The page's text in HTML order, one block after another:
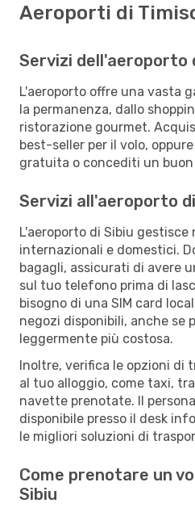
Aeroporti di
Servizi dell'aeroporto
L'aeroporto offre una vasta
la permanenza, dallo
ristorazione gourmet.
best-seller per il volo,
gratuita o concediti un
Servizi all'aeroporto
L'aeroporto di Sibiu gestisce
internazionali e domestici.
bagagli, assicurati di avere
sul tuo telefono prima di
bisogno di una SIM card
negozi disponibili, anche se
leggermente più costosa.
Inoltre, verifica le opzioni di
al tuo alloggio, come taxi,
navette prenotate. Il
disponibile presso il desk
le migliori soluzioni di
Come prenotare un
Sibiu